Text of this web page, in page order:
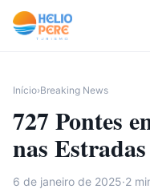
Pular para o conteúdo
Início›Breaking News
727 Pontes
nas
6 de janeiro de 2025·2